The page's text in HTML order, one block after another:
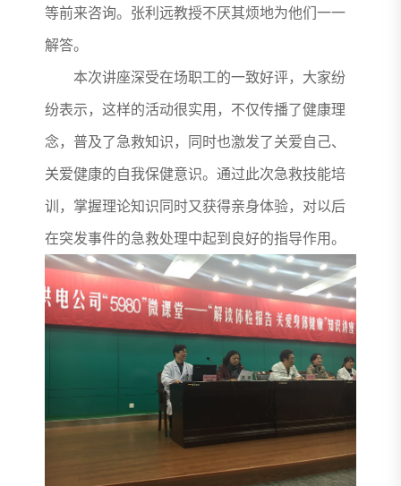
等前来咨询。张利远教授不厌其烦地为他们一一
解答。
本次讲座深受在场职工的一致好评，大家纷
纷表示，这样的活动很实用，不仅传播了健康理
念，普及了急救知识，同时也激发了关爱自己、
关爱健康的自我保健意识。通过此次急救技能培
训，掌握理论知识同时又获得亲身体验，对以后
在突发事件的急救处理中起到良好的指导作用。